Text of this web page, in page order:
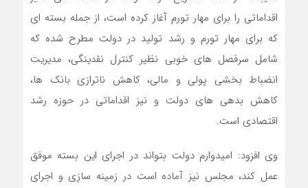
اقداماتی را برای مهار تورم آغاز کرده است، از جمله بسته ای
که برای مهار تورم و رشد تولید در دولت مطرح شده که
شامل سرفصل های خوبی نظیر کنترل نقدینگی، مدیریت
انضباط بخشی پولی و مالی، کاهش ناترازی بانک ها،
کاهش بدهی های دولت و نیز اقداماتی در حوزه رشد
اقتصادی است.
وی افزود: امیدوارم دولت بتواند در اجرای این بسته موفق
عمل کند، مجلس نیز آماده است در زمینه سازی و اجرای